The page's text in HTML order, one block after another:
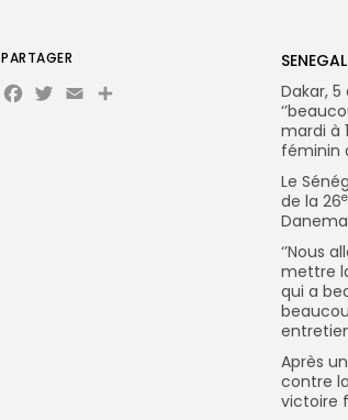
Dakar,
mardi à
féminin
Le
de la 26e
‘’Nous
mettre
qui a
Après
contre
victoire
PARTAGER
Facebook
Twitter
EmailPartager